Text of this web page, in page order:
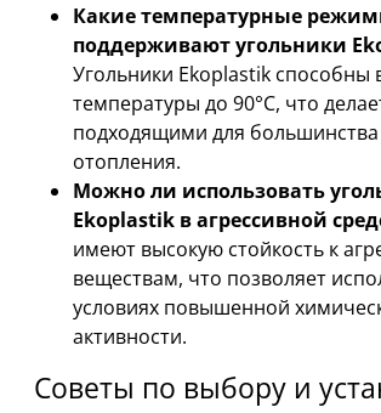
Какие температурные
поддерживают угольники
Угольники Ekoplastik способны
температуры до 90°C, что
подходящими для большинства
отопления.
Можно ли использовать
Ekoplastik в агрессивной
имеют высокую стойкость к
веществам, что позволяет
условиях повышенной
активности.
Советы по выбору и